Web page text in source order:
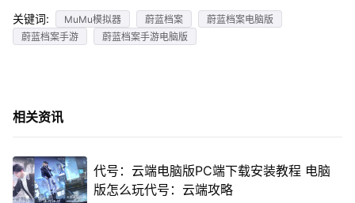
关键词: MuMu模拟器 蔚蓝档案
蔚蓝档案电脑版
蔚蓝档案手游
蔚蓝档案手游电脑版
相关资讯
代号：云端电脑版PC端下载安装教程 电脑
版怎么玩代号：云端攻略